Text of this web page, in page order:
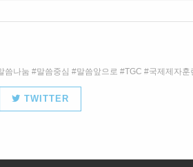
씀나눔 말씀중심 말씀앞으로 TGC 국제제자훈
TWITTER